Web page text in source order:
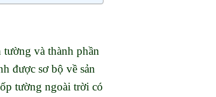
và thành phần
được sơ bộ về sản
tường ngoài trời có